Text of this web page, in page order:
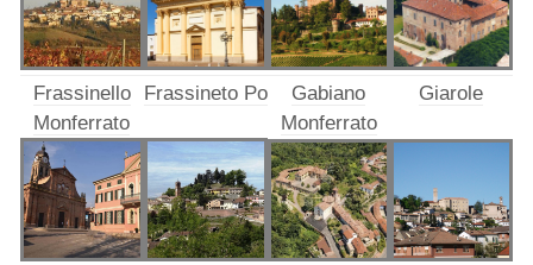
Frassinello
Monferrato
Frassineto Po
Gabiano
Monferrato
Giarole